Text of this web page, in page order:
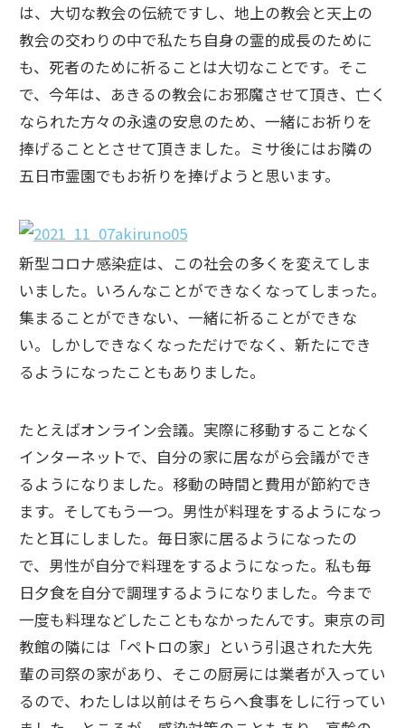
は、大切な教会の伝統ですし、地上の教会と天上の
教会の交わりの中で私たち自身の霊的成長のために
も、死者のために祈ることは大切なことです。そこ
で、今年は、あきるの教会にお邪魔させて頂き、亡く
なられた方々の永遠の安息のため、一緒にお祈りを
捧げることとさせて頂きました。ミサ後にはお隣の
五日市霊園でもお祈りを捧げようと思います。
新型コロナ感染症は、この社会の多くを変えてしま
いました。いろんなことができなくなってしまった。
集まることができない、一緒に祈ることができな
い。しかしできなくなっただけでなく、新たにでき
るようになったこともありました。
たとえばオンライン会議。実際に移動することなく
インターネットで、自分の家に居ながら会議ができ
るようになりました。移動の時間と費用が節約でき
ます。そしてもう一つ。男性が料理をするようになっ
たと耳にしました。毎日家に居るようになったの
で、男性が自分で料理をするようになった。私も毎
日夕食を自分で調理するようになりました。今まで
一度も料理などしたこともなかったんです。東京の司
教館の隣には「ペトロの家」という引退された大先
輩の司祭の家があり、そこの厨房には業者が入ってい
るので、わたしは以前はそちらへ食事をしに行ってい